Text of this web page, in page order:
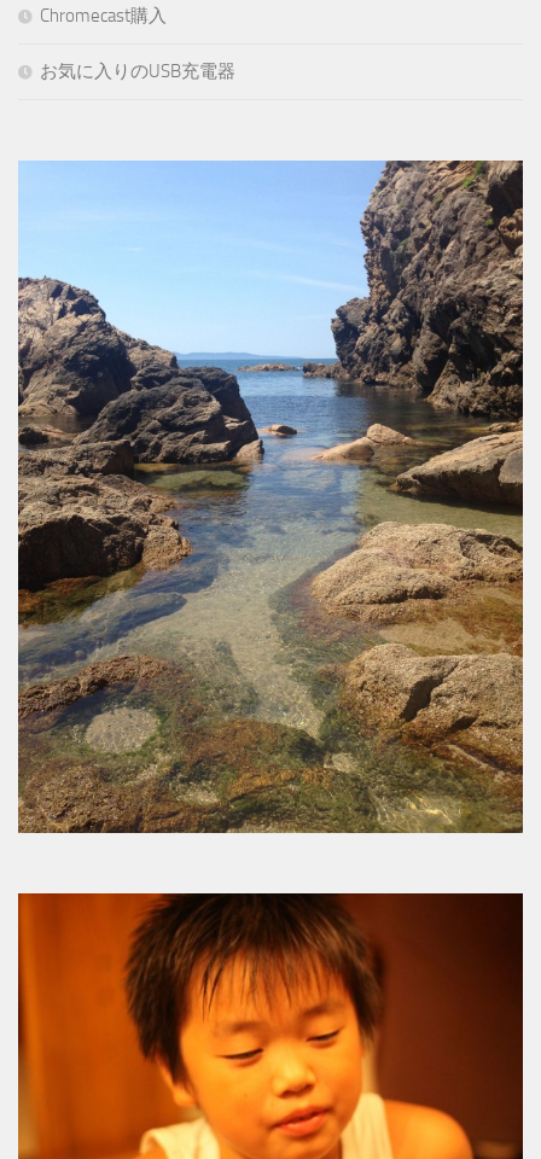
Chromecast購入
お気に入りのUSB充電器